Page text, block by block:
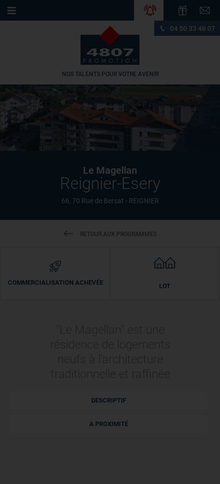
NOS TALENTS POUR VOTRE AVENIR
04 50 33 48 07
Le Magellan
Reignier-Esery
66, 70 Rue de Bersat - REIGNIER
RETOUR AUX PROGRAMMES
COMMERCIALISATION ACHEVÉE LOT
DESCRIPTIF
A PROXIMITÉ